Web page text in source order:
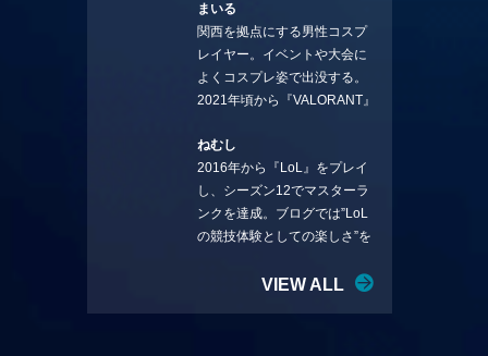
rmKUBO
BGMなどを手掛ける作曲家と
フリーランスのライターの二
足の草鞋を履いて幅広く活動
中。無類のラーメン好き！
Twitter:@ongakucas
まいる
関西を拠点にする男性コスプ
レイヤー。イベントや大会に
よくコスプレ姿で出没する。
2021年頃から『VALORANT』
続ける。現在の推しチームは
「CREST GAMING」。X：
@mlunias（Photo by
Subaru.F.）
ねむし
2016年から『LoL』をプレイ
し、シーズン12でマスターラ
ンクを達成。ブログでは”LoL
の競技体験としての楽しさ”を
リーを愛し、元ADCメイン
VIEW ALL